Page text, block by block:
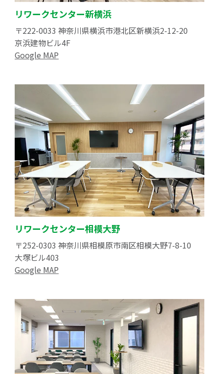
リワークセンター新横浜
〒222-0033 神奈川県横浜市港北区新横浜2-12-20
京浜建物ビル4F
Google MAP
リワークセンター相模大野
〒252-0303 神奈川県相模原市南区相模大野7-8-10
大塚ビル403
Google MAP